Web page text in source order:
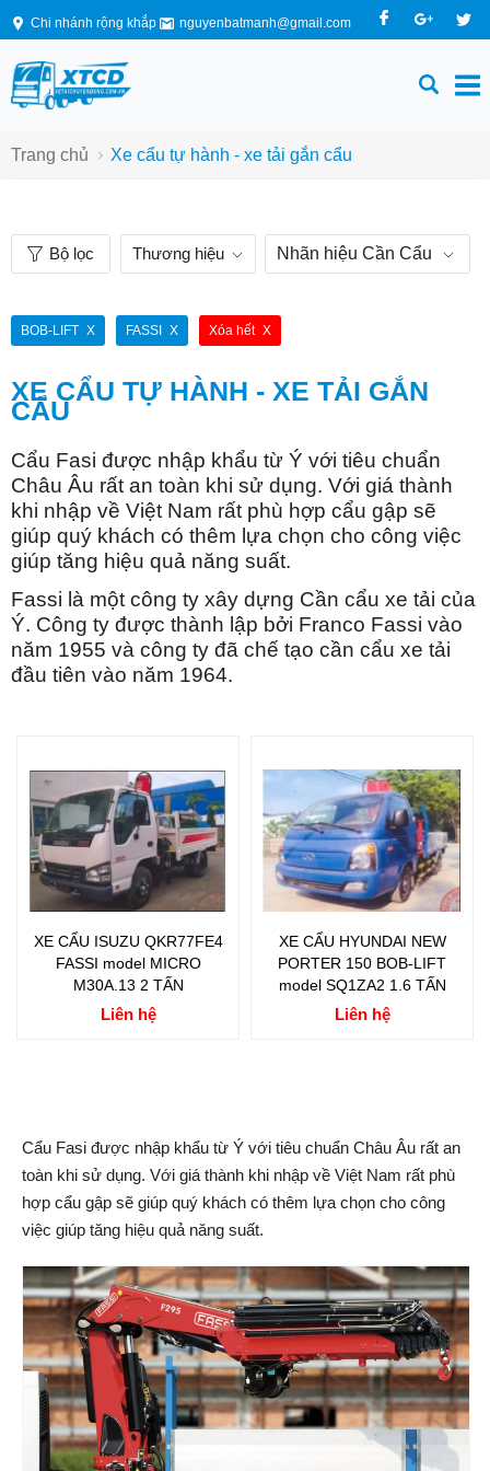
Chi nhánh rộng khắp nguyenbatmanh@gmail.com
Trang chủ Xe cẩu tự hành - xe tải gắn cẩu
Bộ lọc Thương hiệu Nhãn hiệu Cần Cẩu
BOB-LIFT FASSI Xóa hết
XE CẨU TỰ HÀNH - XE TẢI GẮN
CẨU
Cẩu Fasi được nhập khẩu từ Ý với tiêu chuẩn
Châu Âu rất an toàn khi sử dụng. Với giá thành
khi nhập về Việt Nam rất phù hợp cẩu gập sẽ
giúp quý khách có thêm lựa chọn cho công việc
giúp tăng hiệu quả năng suất.
Fassi là một công ty xây dựng Cần cẩu xe tải của
Ý. Công ty được thành lập bởi Franco Fassi vào
năm 1955 và công ty đã chế tạo cần cẩu xe tải
đầu tiên vào năm 1964.
XE CẨU ISUZU QKR77FE4
FASSI model MICRO
M30A.13 2 TẤN
Liên hệ
XE CẨU HYUNDAI NEW
PORTER 150 BOB-LIFT
model SQ1ZA2 1.6 TẤN
Liên hệ
Cẩu Fasi được nhập khẩu từ Ý với tiêu chuẩn Châu Âu rất an
toàn khi sử dụng. Với giá thành khi nhập về Việt Nam rất phù
hợp cẩu gập sẽ giúp quý khách có thêm lựa chọn cho công
việc giúp tăng hiệu quả năng suất.